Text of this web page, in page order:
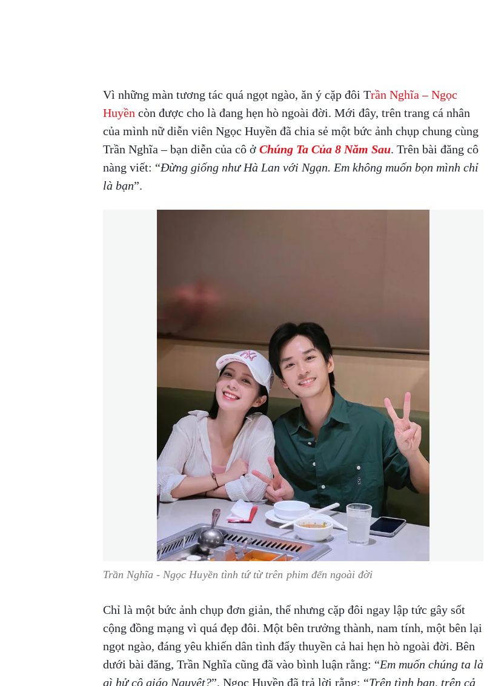
Vì những màn tương tác quá ngọt ngào, ăn ý cặp đôi Trần Nghĩa – Ngọc
Huyền còn được cho là đang hẹn hò ngoài đời. Mới đây, trên trang cá nhân
của mình nữ diễn viên Ngọc Huyền đã chia sẻ một bức ảnh chụp chung cùng
Trần Nghĩa – bạn diễn của cô ở Chúng Ta Của 8 Năm Sau. Trên bài đăng cô
nàng viết: “Đừng giống như Hà Lan với Ngạn. Em không muốn bọn mình chỉ
là bạn”.
Trần Nghĩa - Ngọc Huyền tình tứ từ trên phim đến ngoài đời
Chỉ là một bức ảnh chụp đơn giản, thế nhưng cặp đôi ngay lập tức gây sốt
cộng đồng mạng vì quá đẹp đôi. Một bên trưởng thành, nam tính, một bên lại
ngọt ngào, đáng yêu khiến dân tình đẩy thuyền cả hai hẹn hò ngoài đời. Bên
dưới bài đăng, Trần Nghĩa cũng đã vào bình luận rằng: “Em muốn chúng ta là
gì hử cô giáo Nguyệt?”. Ngọc Huyền đã trả lời rằng: “Trên tình bạn, trên cả